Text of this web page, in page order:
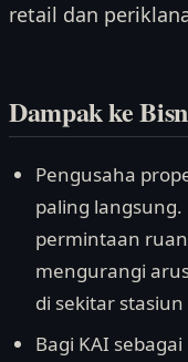
retail dan
Dampak ke
Pengusaha
paling
permintaan
mengurangi
di sekitar
Bagi KAI